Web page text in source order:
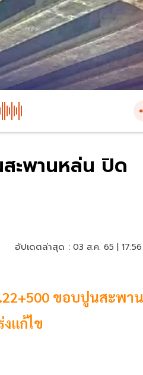
ะพานหล่น ปิด
อัปเดตล่าสุด : 03 ส.ค. 65 |
ขอบปูนสะพาน
แก้ไข